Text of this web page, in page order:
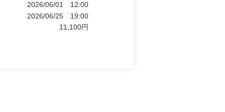
2026/06/01
12:00
2026/06/25
19:00
11,100円